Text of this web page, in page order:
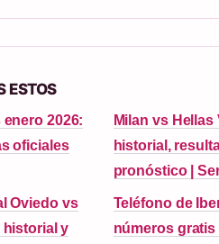
ESTOS
2026:
oficiales
Milan vs Hellas
historial,
pronóstico |
Oviedo vs
historial y
Teléfono de
números gratis